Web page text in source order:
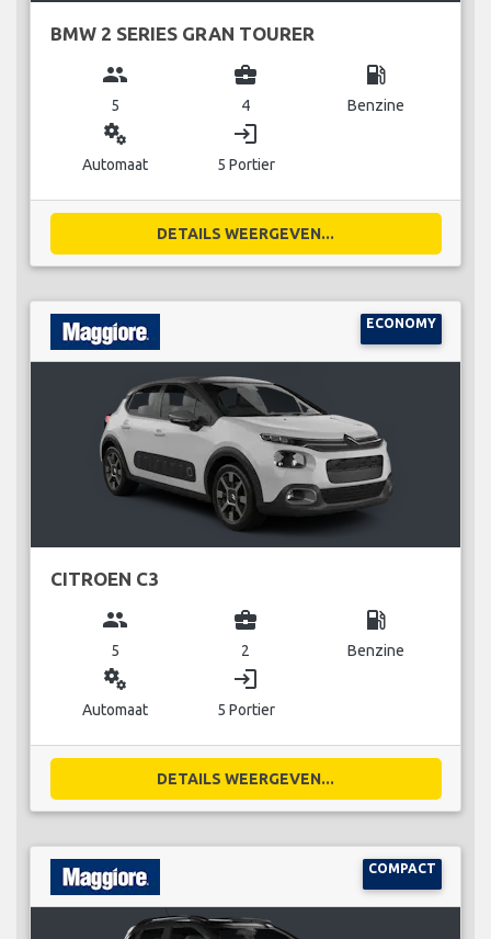
BMW 2 SERIES GRAN TOURER
group
5
business_center
4
local_gas_station
Benzine
miscellaneous_services
Automaat
login
5 Portier
DETAILS WEERGEVEN...
ECONOMY
CITROEN C3
group
5
business_center
2
local_gas_station
Benzine
miscellaneous_services
Automaat
login
5 Portier
DETAILS WEERGEVEN...
COMPACT